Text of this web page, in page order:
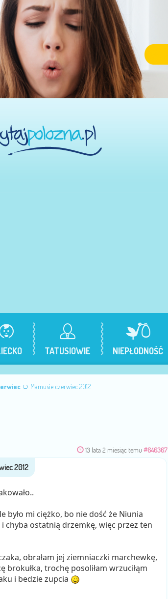
TATUSIOWIE NIEPŁODNOŚĆ
Mamusie czerwiec 2012
13 lata 2 miesiąc temu #646367
było mi ciężko, bo nie dość że Niunia
chyba ostatnią drzemkę, więc przez ten
obrałam jej ziemniaczki marchewkę,
brokułka, trochę posoliłam wrzuciłąm
i bedzie zupcia